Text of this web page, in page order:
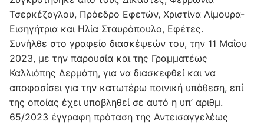
Τσερκέζογλου, Πρόεδρο Εφετών, Χριστίνα Λίμουρα-
Εισηγήτρια και Ηλία Σταυρόπουλο, Εφέτες.
Συνήλθε στο γραφείο διασκέψεών του, την 11 Μαΐου
2023, με την παρουσία και της Γραμματέως
Καλλιόπης Δερμάτη, για να διασκεφθεί και να
αποφασίσει για την κατωτέρω ποινική υπόθεση, επί
της οποίας έχει υποβληθεί σε αυτό η υπ’ αριθμ.
65/2023 έγγραφη πρόταση της Αντεισαγγελέως